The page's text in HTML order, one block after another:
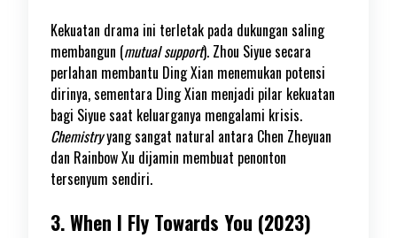
Kekuatan drama ini terletak pada dukungan saling
membangun (mutual support). Zhou Siyue secara
perlahan membantu Ding Xian menemukan potensi
dirinya, sementara Ding Xian menjadi pilar kekuatan
bagi Siyue saat keluarganya mengalami krisis.
Chemistryyang sangat natural antara Chen Zheyuan
dan Rainbow Xu dijamin membuat penonton
tersenyum sendiri.
3. When I Fly Towards You (2023)